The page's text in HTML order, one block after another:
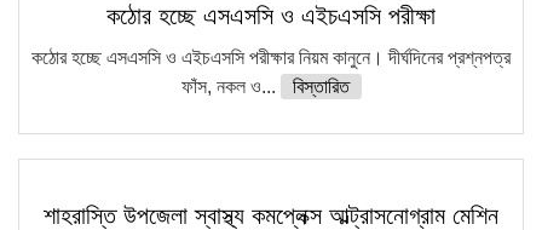
কঠোর হচ্ছে এসএসসি ও এইচএসসি পরীক্ষা
কঠোর হচ্ছে এসএসসি ও এইচএসসি পরীক্ষার নিয়ম কানুনে। দীর্ঘদিনের প্রশ্নপত্র
ফাঁস, নকল ও...
বিস্তারিত
শাহরাস্তি উপজেলা স্বাস্থ্য কমপ্লেক্স আল্ট্রাসনোগ্রাম মেশিন